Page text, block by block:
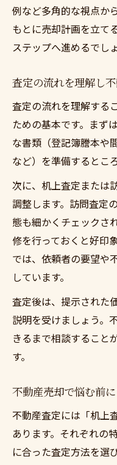
例など多角的な視点か
もとに売却計画を立て
ステップへ進めるでしょ
査定の流れを理解し
査定の流れを理解する
ための基本です。まず
な書類（登記簿謄本や
など）を準備するとこ
次に、机上査定または
調整します。訪問査定
態も細かくチェックさ
修を行っておくと好印
では、依頼者の要望や
しています。
査定後は、提示された
説明を受けましょう。
きるまで相談すること
す。
不動産売却で悩む前
不動産査定には「机上
あります。それぞれの
に合った査定方法を選